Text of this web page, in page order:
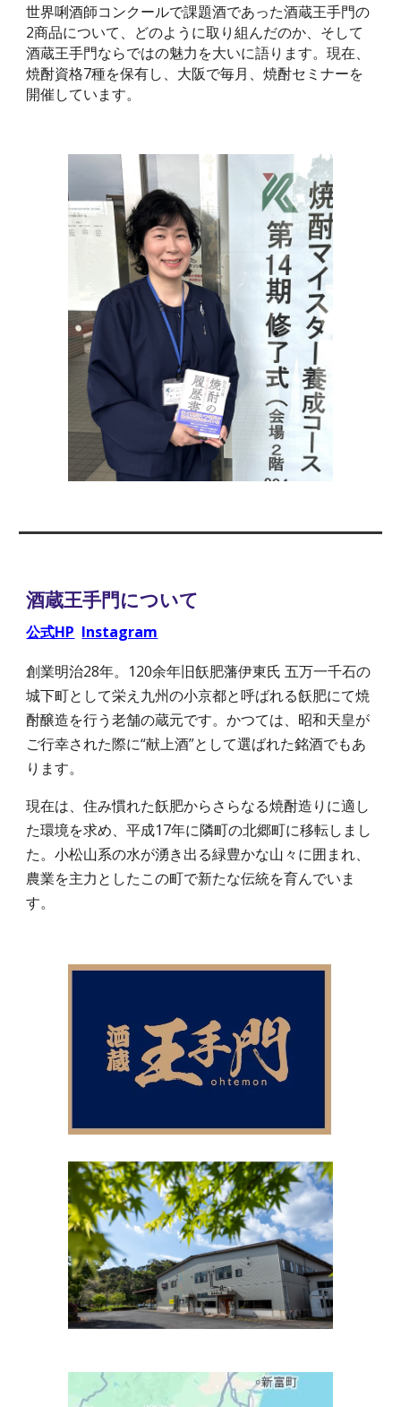
世界唎酒師コンクールで課題酒であった酒蔵王手門の
2商品について、どのように取り組んだのか、そして
酒蔵王手門ならではの魅力を大いに語ります。現在、
焼酎資格7種を保有し、大阪で毎月、焼酎セミナーを
開催しています。
酒蔵王手門について
公式HP Instagram
創業明治28年。120余年旧飫肥藩伊東氏 五万一千石の
城下町として栄え九州の小京都と呼ばれる飫肥にて焼
酎醸造を行う老舗の蔵元です。かつては、昭和天皇が
ご行幸された際に“献上酒”として選ばれた銘酒でもあ
ります。
現在は、住み慣れた飫肥からさらなる焼酎造りに適し
た環境を求め、平成17年に隣町の北郷町に移転しまし
た。小松山系の水が湧き出る緑豊かな山々に囲まれ、
農業を主力としたこの町で新たな伝統を育んでいま
す。